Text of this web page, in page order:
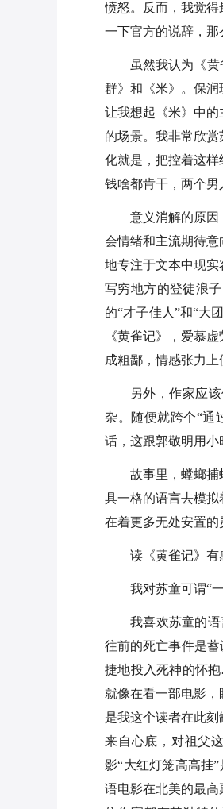
愤怒。反而，我觉
一下官方的说辞，那
虽然我认为《
群》和《米》。保
让我想起《米》中
的场景。我非常欣
化就是，把控着这
钱啥都肯干，两个男
意义消解的原
会情绪和主流期待
地专注于文本中现
写穷地方的登徒浪
的“才子佳人”和“大
《黄雀记》，爱慕
成粗鄙，情感张力上
另外，作家应
杂。随便就跨个“通
话，这跟郭敬明用小
故事里，螳螂捕
具一格的语言去模
在着更多无处安置的
读《黄雀记》有
我对苏童可谓“
我喜欢苏童的
往前的死亡事件是
捷地投入死神的怀
就像在看一部电影
是我这个读者在此
来自心底，对祖父
影“大红灯笼高高挂
语电影在北美的最